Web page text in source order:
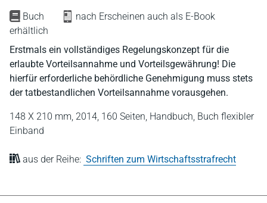
Buch
nach Erscheinen auch als E-Book
erhältlich
Erstmals ein vollständiges Regelungskonzept für die
erlaubte Vorteilsannahme und Vorteilsgewährung! Die
hierfür erforderliche behördliche Genehmigung muss stets
der tatbestandlichen Vorteilsannahme vorausgehen.
148 X 210 mm, 2014, 160 Seiten, Handbuch, Buch flexibler
Einband
aus der Reihe: Schriften zum Wirtschaftsstrafrecht